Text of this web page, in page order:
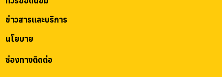
ช่องทางติดต่อ
นโยบาย
ข่าวสารและบริการ